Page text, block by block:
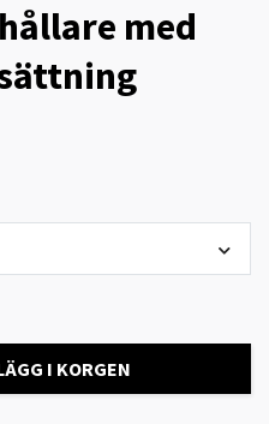
med
I KORGEN